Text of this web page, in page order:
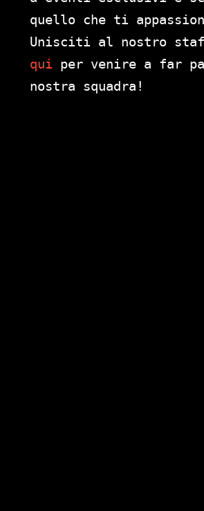
quello che ti
Unisciti al nostro
qui per venire a far
nostra squadra!